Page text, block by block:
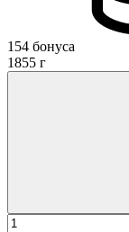
154 бонуса
1855 г